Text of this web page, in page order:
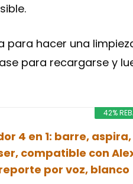
para hacer una
para recargarse y
42%
4 en 1: barre, aspira,
compatible con
por voz, blanco